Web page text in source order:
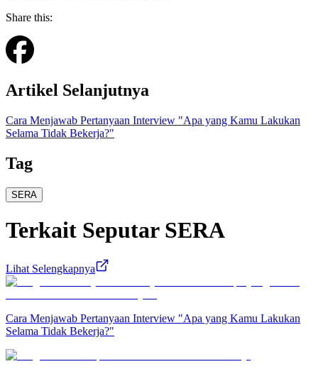
Share this:
Artikel Selanjutnya
Cara Menjawab Pertanyaan Interview "Apa yang Kamu Lakukan
Selama Tidak Bekerja?"
Tag
SERA
Terkait Seputar SERA
Lihat Selengkapnya
Cara Menjawab Pertanyaan Interview "Apa yang Kamu Lakukan
Selama Tidak Bekerja?"